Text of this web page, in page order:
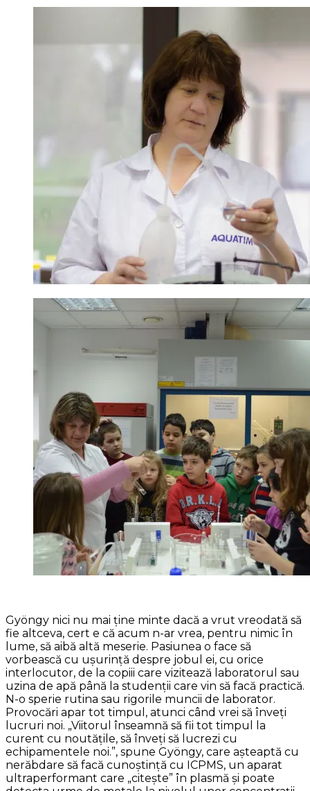
Gyöngy nici nu mai ține minte dacă a vrut vreodată să
fie altceva, cert e că acum n-ar vrea, pentru nimic în
lume, să aibă altă meserie. Pasiunea o face să
vorbească cu ușurință despre jobul ei, cu orice
interlocutor, de la copiii care vizitează laboratorul sau
uzina de apă până la studenții care vin să facă practică.
N-o sperie rutina sau rigorile muncii de laborator.
Provocări apar tot timpul, atunci când vrei să înveți
lucruri noi. „Viitorul înseamnă să fii tot timpul la
curent cu noutățile, să înveți să lucrezi cu
echipamentele noi.”, spune Gyöngy, care așteaptă cu
nerăbdare să facă cunoștință cu ICPMS, un aparat
ultraperformant care „citește” în plasmă și poate